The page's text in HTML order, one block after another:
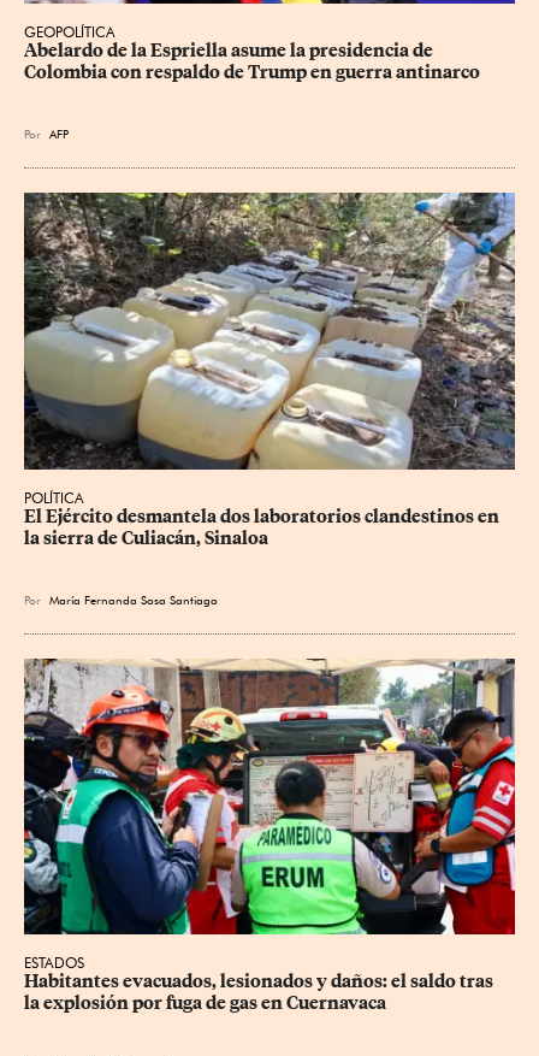
GEOPOLÍTICA
Abelardo de la Espriella asume la presidencia de
Colombia con respaldo de Trump en guerra antinarco
Por AFP
POLÍTICA
El Ejército desmantela dos laboratorios clandestinos en
la sierra de Culiacán, Sinaloa
Por María Fernanda Sosa Santiago
ESTADOS
Habitantes evacuados, lesionados y daños: el saldo tras
la explosión por fuga de gas en Cuernavaca